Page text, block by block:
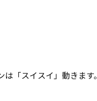
「スイスイ」動きます。